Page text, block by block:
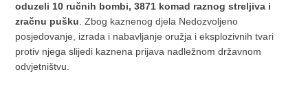
oduzeli 10 ručnih bombi, 3871 komad raznog streljiva i
zračnu pušku . Zbog kaznenog djela Nedozvoljeno
posjedovanje, izrada i nabavljanje oružja i eksplozivnih tvari
protiv njega slijedi kaznena prijava nadležnom državnom
odvjetništvu.